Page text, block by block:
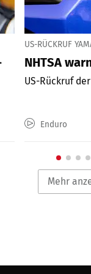
US-RÜCKRUF
NHTSA
US-Rückruf
Enduro
Mehr